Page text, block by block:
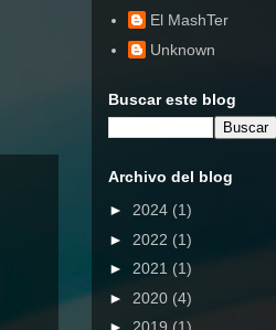
El MashTer
Unknown
Buscar este blog
Archivo del blog
► 2024 (1)
► 2022 (1)
► 2021 (1)
► 2020 (4)